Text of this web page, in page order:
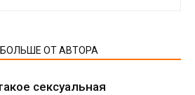
БОЛЬШЕ ОТ АВТОРА
сексуальная